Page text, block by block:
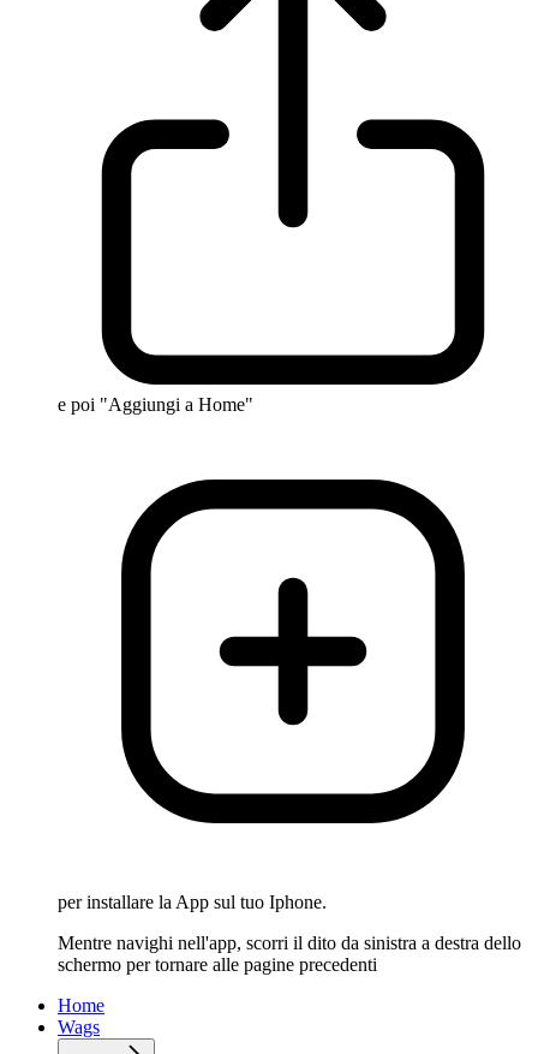
e poi "Aggiungi a Home"
per installare la App sul tuo Iphone.
Mentre navighi nell'app, scorri il dito da sinistra a destra dello
schermo per tornare alle pagine precedenti
Home
Wags